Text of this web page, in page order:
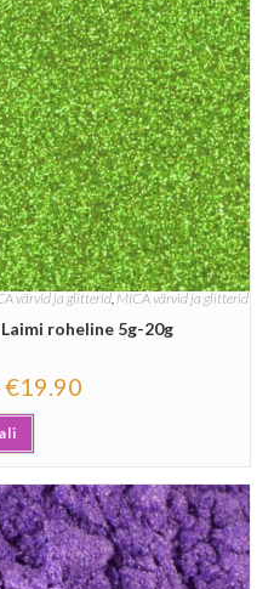
värvid ja glitterid, MICA värvid ja glitterid
roheline 5g-20g
€19.90